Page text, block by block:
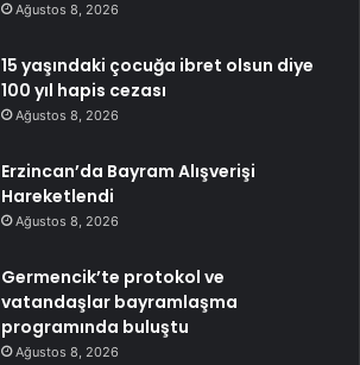
Ağustos 8, 2026
15 yaşındaki çocuğa ibret olsun diye
100 yıl hapis cezası
Ağustos 8, 2026
Erzincan’da Bayram Alışverişi
Hareketlendi
Ağustos 8, 2026
Germencik’te protokol ve
vatandaşlar bayramlaşma
programında buluştu
Ağustos 8, 2026